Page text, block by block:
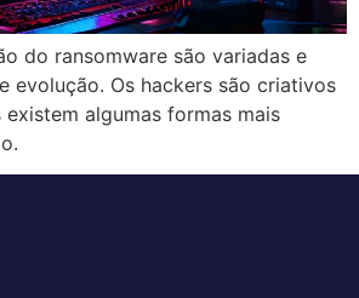
do ransomware são variadas e
evolução. Os hackers são criativos
existem algumas formas mais